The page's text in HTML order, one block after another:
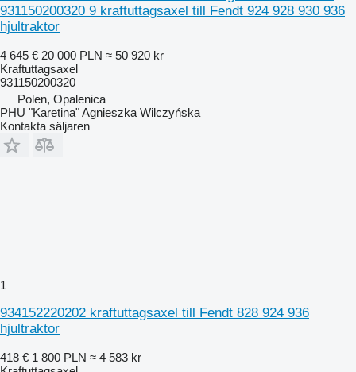
931150200320 9 kraftuttagsaxel till Fendt 924 928 930 936
hjultraktor
4 645 € 20 000 PLN ≈ 50 920 kr
Kraftuttagsaxel
931150200320
Polen, Opalenica
PHU "Karetina" Agnieszka Wilczyńska
Kontakta säljaren
1
934152220202 kraftuttagsaxel till Fendt 828 924 936
hjultraktor
418 € 1 800 PLN ≈ 4 583 kr